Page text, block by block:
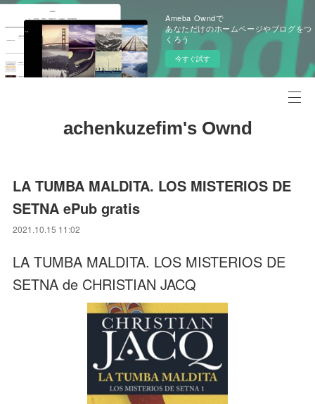
Ameba Owndで
あなただけのホームページやブログをつ
くろう
今すぐ試す
achenkuzefim's Ownd
LA TUMBA MALDITA. LOS MISTERIOS DE
SETNA ePub gratis
2021.10.15 11:02
LA TUMBA MALDITA. LOS MISTERIOS DE
SETNA de CHRISTIAN JACQ